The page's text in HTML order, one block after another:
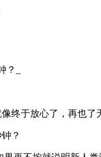
终于放心了，再也了